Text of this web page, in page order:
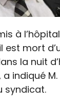
à
est mort
la nuit
indiqué
syndicat.